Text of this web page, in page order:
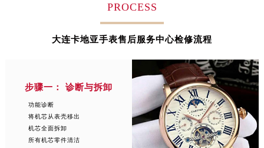
安徽省淮北市相山区淮海路卡地亚售后服务中心（需提前预约）
安徽省六安市金安区解放中路卡地亚售后服务中心（需提前预约）
安徽省铜陵市铜官区石城大道卡地亚售后服务中心（需提前预约）
安徽省芜湖市镜湖区中山路步行街卡地亚售后服务中心（需提前预约）
安徽省宣城市宣州区叠嶂西路卡地亚售后服务中心（需提前预约）
PROCESS
大连卡地亚手表售后服务中心检修流程
步骤一： 诊断与拆卸
功能诊断
将机芯从表壳移出
机芯全面拆卸
所有机芯零件清洁